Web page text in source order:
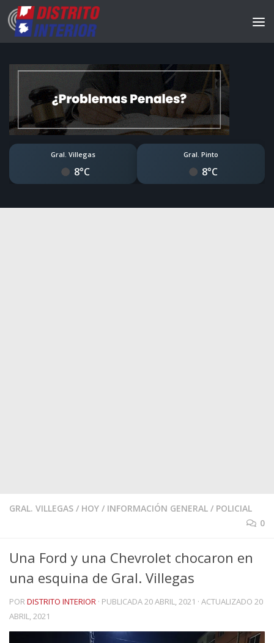
Gral. Villegas
8°C
Gral. Pinto
8°C
GRAL. VILLEGAS / HOY / INFORMACIÓN GENERAL / POLICIAL
0
Una Ford y una Chevrolet chocaron en
una esquina de Gral. Villegas
PORDISTRITO INTERIOR · PUBLICADA20 ABRIL, 2021 · ACTUALIZADO 20
ABRIL, 2021